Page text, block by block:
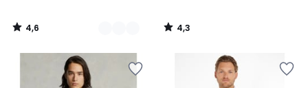
4,6
/
4,3
/